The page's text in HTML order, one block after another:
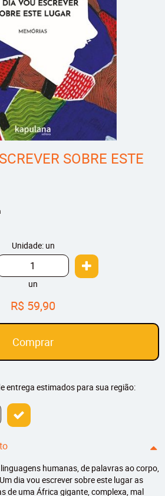
SOBRE ESTE
Unidade: un
un
R$ 59,90
Comprar
entrega estimados para sua região:
humanas, de palavras ao corpo,
dia vou escrever sobre este lugar as
de uma África gigante, complexa, mal